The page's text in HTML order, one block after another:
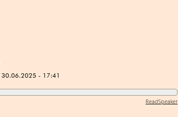
30.06.2025 - 17:41
ReadSpeaker